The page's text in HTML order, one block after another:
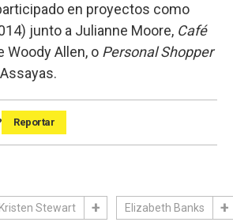
en proyectos como
junto a Julianne Moore, Café
Woody Allen, o Personal Shopper
Reportar
Kristen Stewart Elizabeth Banks